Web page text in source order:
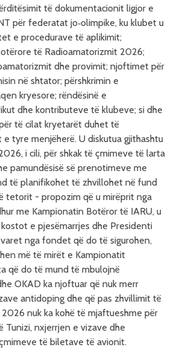
të dokumentacionit ligjor e
për federatat jo‑olimpike, ku klubet u
e procedurave të aplikimit;
të Radioamatorizmit 2026;
dhe provimit; njoftimet për
në shtator; përshkrimin e
kryesore; rëndësinë e
dhe kontributeve të klubeve; si dhe
të cilat kryetarët duhet të
tyre menjëherë. U diskutua gjithashtu
i cili, për shkak të çmimeve të larta
pamundësisë së prenotimeve me
të planifikohet të zhvillohet në fund
tetorit - propozim që u mirëprit nga
me Kampionatin Botëror të IARU, u
e pjesëmarrjes dhe Presidenti
nga fondet që do të sigurohen,
më të mirët e Kampionatit
që do të mund të mbulojnë
OKAD ka njoftuar që nuk merr
antidoping dhe që pas zhvillimit të
nuk ka kohë të mjaftueshme për
nxjerrjen e vizave dhe
të biletave të avionit.